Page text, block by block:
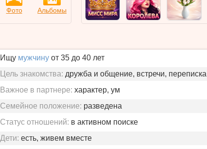
Фото Альбомы
Ищу мужчину от 35 до 40 лет
Цель знакомства: дружба и общение, встречи, переписка
Важное в партнере: характер, ум
Семейное положение: разведена
Статус отношений: в активном поиске
Дети: есть, живем вместе